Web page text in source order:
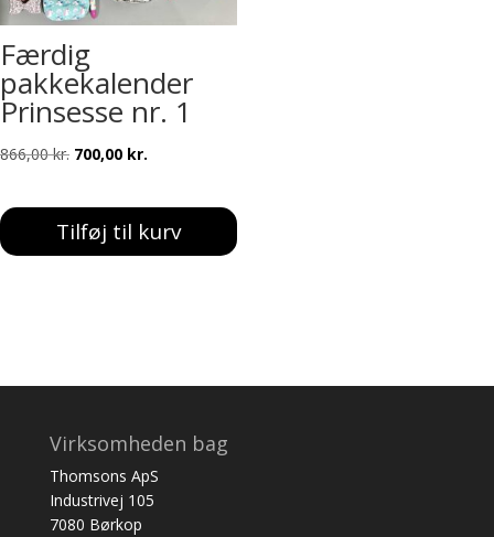
Færdig
pakkekalender
Prinsesse nr. 1
866,00kr. Den
pris
var:
700,00 kr.
pris
er:
Tilføj til kurv
Virksomheden bag
Thomsons ApS
Industrivej 105
7080 Børkop